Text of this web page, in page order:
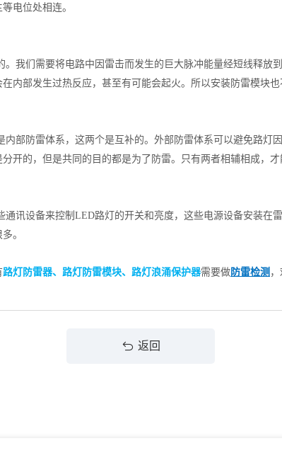
电位处相连。
我们需要将电路中因雷击而发生的巨大脉冲能量经短线释放
内部发生过热反应，甚至有可能会起火。所以安装防雷模块
部防雷体系，这两个是互补的。外部防雷体系可以避免路灯
开的，但是共同的目的都是为了防雷。只有两者相辅相成，才
讯设备来控制LED路灯的开关和亮度，这些电源设备安装在
。
路灯防雷器、路灯防雷模块、路灯浪涌保护器需要做防雷检测
返回